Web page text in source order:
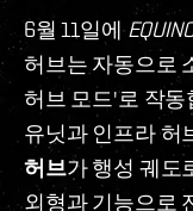
6월 11일에
허브는 자동으로
허브 모드'로 작동
유닛과 인프라 허
허브가 행성 궤도
외형과 기능으로